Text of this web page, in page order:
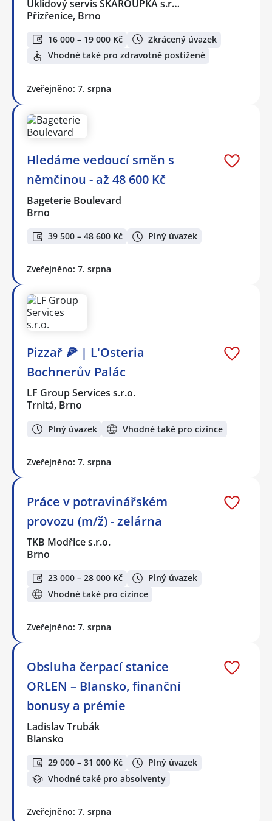
Úklidový servis ŠKAROUPKA s.r…
Přízřenice, Brno
16 000 – 19 000 Kč
Zkrácený úvazek
Vhodné také pro zdravotně postižené
Zveřejněno: 7. srpna
Hledáme vedoucí směn s
němčinou - až 48 600 Kč
Bageterie Boulevard
Brno
39 500 – 48 600 Kč Plný úvazek
Zveřejněno: 7. srpna
Pizzař 🍕 | L'Osteria
Bochnerův Palác
LF Group Services s.r.o.
Trnitá, Brno
Plný úvazek Vhodné také pro cizince
Zveřejněno: 7. srpna
Práce v potravinářském
provozu (m/ž) - zelárna
TKB Modřice s.r.o.
Brno
23 000 – 28 000 Kč
Plný úvazek
Vhodné také pro cizince
Zveřejněno: 7. srpna
Obsluha čerpací stanice
ORLEN – Blansko, finanční
bonusy a prémie
Ladislav Trubák
Blansko
29 000 – 31 000 Kč
Plný úvazek
Vhodné také pro absolventy
Zveřejněno: 7. srpna